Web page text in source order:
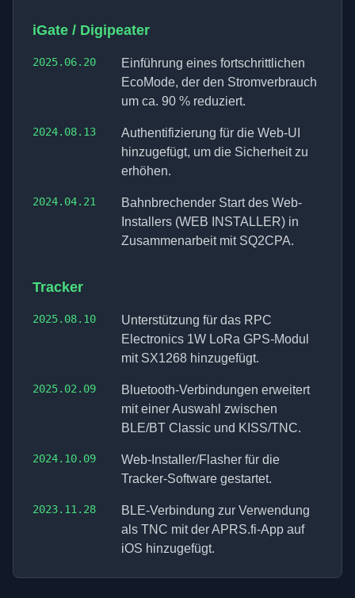
iGate / Digipeater
2025.06.20
Einführung eines fortschrittlichen
EcoMode, der den Stromverbrauch
um ca. 90 % reduziert.
2024.08.13
Authentifizierung für die Web-UI
hinzugefügt, um die Sicherheit zu
erhöhen.
2024.04.21
Bahnbrechender Start des Web-
Installers (WEB INSTALLER) in
Zusammenarbeit mit SQ2CPA.
Tracker
2025.08.10
Unterstützung für das RPC
Electronics 1W LoRa GPS-Modul
mit SX1268 hinzugefügt.
2025.02.09
Bluetooth-Verbindungen erweitert
mit einer Auswahl zwischen
BLE/BT Classic und KISS/TNC.
2024.10.09
Web-Installer/Flasher für die
Tracker-Software gestartet.
2023.11.28
BLE-Verbindung zur Verwendung
als TNC mit der APRS.fi-App auf
iOS hinzugefügt.